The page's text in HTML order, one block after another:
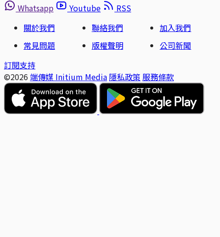
Whatsapp
Youtube
RSS
關於我們
聯絡我們
加入我們
常見問題
版權聲明
公司新聞
訂閱支持
©2026 端傳媒 Initium Media 隱私政策 服務條款